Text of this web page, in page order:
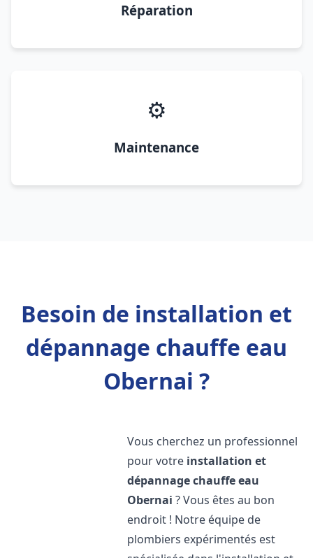
Réparation
⚙️
Maintenance
Besoin de installation et
dépannage chauffe eau
Obernai ?
Vous cherchez un professionnel
pour votre installation et
dépannage chauffe eau
Obernai ? Vous êtes au bon
endroit ! Notre équipe de
plombiers expérimentés est